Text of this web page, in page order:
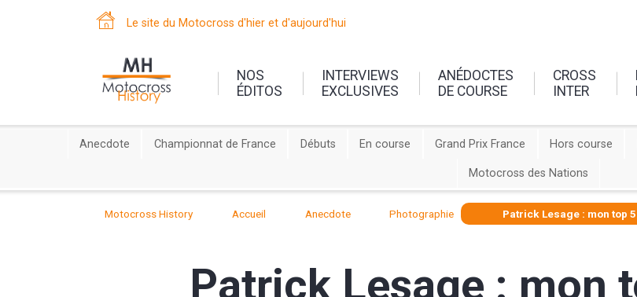
Le site du Motocross d'hier et d'aujourd'hui
NOS
ÉDITOS
INTERVIEWS
EXCLUSIVES
ANÉDOCTES
DE COURSE
CROSS
INTER
Anecdote Championnat de France Débuts En course Grand Prix France Hors course
Motocross des Nations
Motocross History Accueil Anecdote Photographie Patrick Lesage : mon top
Patrick Lesage : mon